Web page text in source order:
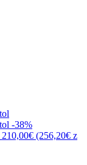
-38%
210,00€ (256,20€ z